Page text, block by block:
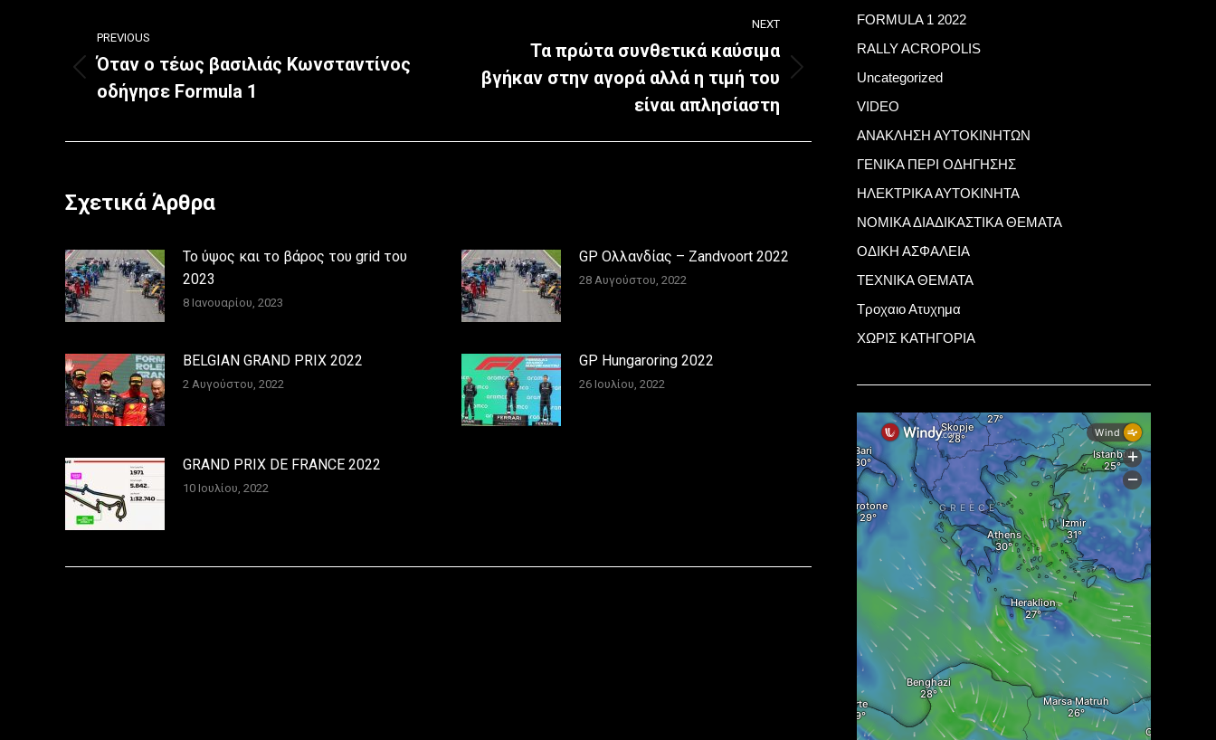
navigation
PREVIOUS
post:
Όταν ο τέως βασιλιάς Κωνσταντίνος
οδήγησε Formula 1
NEXT
Next
Τα πρώτα συνθετικά καύσιμα
βγήκαν στην αγορά αλλά η τιμή του
είναι απλησίαστη
Σχετικά Άρθρα
Το ύψος και το βάρος του grid του
2023
8 Ιανουαρίου, 2023
GP Ολλανδίας – Zandvoort 2022
28 Αυγούστου, 2022
BELGIAN GRAND PRIX 2022
2 Αυγούστου, 2022
GP Hungaroring 2022
26 Ιουλίου, 2022
GRAND PRIX DE FRANCE 2022
10 Ιουλίου, 2022
FORMULA 1 2022
RALLY ACROPOLIS
Uncategorized
VIDEO
ΑΝΑΚΛΗΣΗ ΑΥΤΟΚΙΝΗΤΩΝ
ΓΕΝΙΚΑ ΠΕΡΙ ΟΔΗΓΗΣΗΣ
ΗΛΕΚΤΡΙΚΑ ΑΥΤΟΚΙΝΗΤΑ
ΝΟΜΙΚΑ ΔΙΑΔΙΚΑΣΤΙΚΑ ΘΕΜΑΤΑ
ΟΔΙΚΗ ΑΣΦΑΛΕΙΑ
ΤΕΧΝΙΚΑ ΘΕΜΑΤΑ
Τροχαιο Ατυχημα
ΧΩΡΙΣ ΚΑΤΗΓΟΡΙΑ